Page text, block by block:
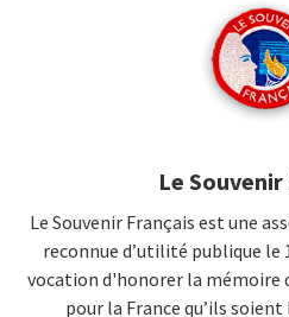
Le Souvenir
Le Souvenir Français est une
reconnue d’utilité publique le
vocation d'honorer la mémoire
pour la France qu’ils